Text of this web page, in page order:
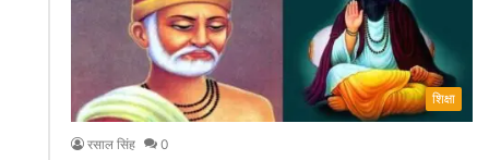
शिक्षा
रसाल सिंह 0